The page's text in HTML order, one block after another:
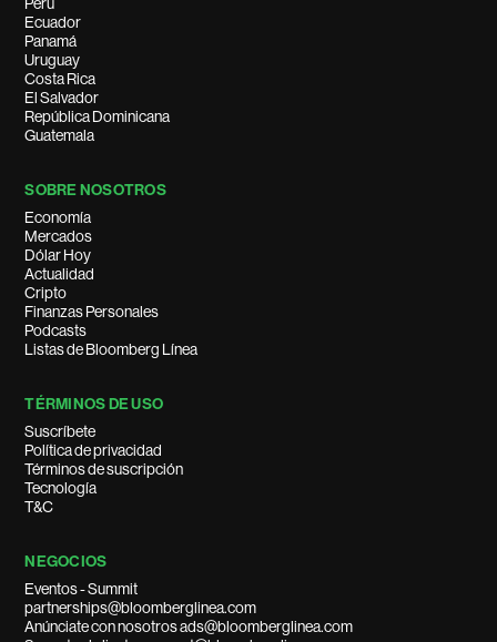
Ecuador
Panamá
Uruguay
Costa Rica
El Salvador
República Dominicana
Guatemala
SOBRE NOSOTROS
Economía
Mercados
Dólar Hoy
Actualidad
Cripto
Finanzas Personales
Podcasts
Listas de Bloomberg Línea
TÉRMINOS DE USO
Suscríbete
Política de privacidad
Términos de suscripción
Tecnología
T&C
NEGOCIOS
Eventos - Summit
partnerships@bloomberglinea.com
Anúnciate con nosotros ads@bloomberglinea.com